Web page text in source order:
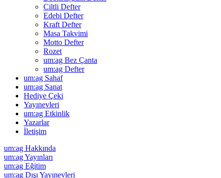
Ciltli Defter
Edebi Defter
Kraft Defter
Masa Takvimi
Motto Defter
Rozet
um:ag Bez Çanta
um:ag Defter
um:ag Sahaf
um:ag Sanat
Hediye Çeki
Yayınevleri
um:ag Etkinlik
Yazarlar
İletişim
um:ag Hakkında
um:ag Yayınları
um:ag Eğitim
um:ag Dışı Yayınevleri